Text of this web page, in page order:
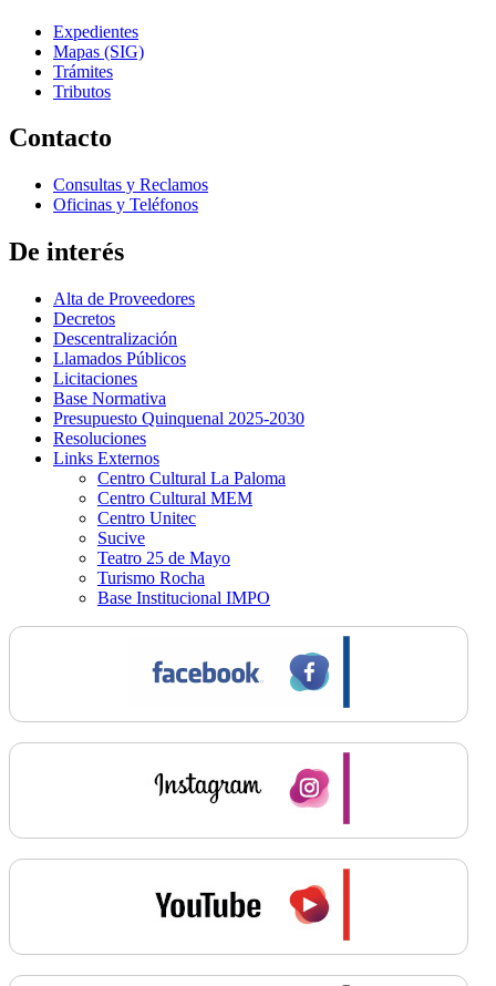
Expedientes
Mapas (SIG)
Trámites
Tributos
Contacto
Consultas y Reclamos
Oficinas y Teléfonos
De interés
Alta de Proveedores
Decretos
Descentralización
Llamados Públicos
Licitaciones
Base Normativa
Presupuesto Quinquenal 2025-2030
Resoluciones
Links Externos
Centro Cultural La Paloma
Centro Cultural MEM
Centro Unitec
Sucive
Teatro 25 de Mayo
Turismo Rocha
Base Institucional IMPO